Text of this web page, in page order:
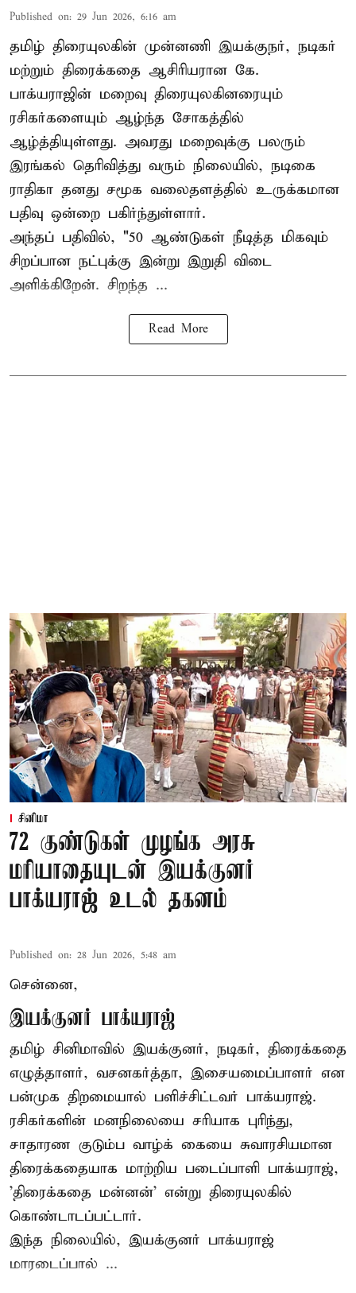
Published on: 29 Jun 2026, 6:16 am
தமிழ் திரையுலகின் முன்னணி இயக்குநர், நடிகர்
மற்றும் திரைக்கதை ஆசிரியரான கே.
பாக்யராஜின் மறைவு திரையுலகினரையும்
ரசிகர்களையும் ஆழ்ந்த சோகத்தில்
ஆழ்த்தியுள்ளது. அவரது மறைவுக்கு பலரும்
இரங்கல் தெரிவித்து வரும் நிலையில், நடிகை
ராதிகா தனது சமூக வலைதளத்தில் உருக்கமான
பதிவு ஒன்றை பகிர்ந்துள்ளார்.
அந்தப் பதிவில், "50 ஆண்டுகள் நீடித்த மிகவும்
சிறப்பான நட்புக்கு இன்று இறுதி விடை
அளிக்கிறேன். சிறந்த ...
Read More
சினிமா
72 குண்டுகள் முழங்க அரசு
மரியாதையுடன் இயக்குனர்
பாக்யராஜ் உடல் தகனம்
Published on: 28 Jun 2026, 5:48 am
சென்னை,
இயக்குனர் பாக்யராஜ்
தமிழ் சினிமாவில் இயக்குனர், நடிகர், திரைக்கதை
எழுத்தாளர், வசனகர்த்தா, இசையமைப்பாளர் என
பன்முக திறமையால் பளிச்சிட்டவர் பாக்யராஜ்.
ரசிகர்களின் மனநிலையை சரியாக புரிந்து,
சாதாரண குடும்ப வாழ்க் கையை சுவாரசியமான
திரைக்கதையாக மாற்றிய படைப்பாளி பாக்யராஜ்,
'திரைக்கதை மன்னன்' என்று திரையுலகில்
கொண்டாடப்பட்டார்.
இந்த நிலையில், இயக்குனர் பாக்யராஜ்
மாரடைப்பால் ...